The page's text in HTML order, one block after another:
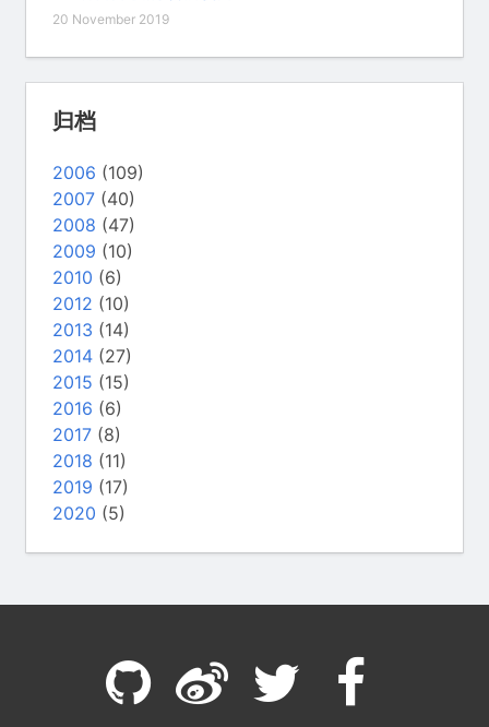
20 November 2019
归档
2006 (109)
2007 (40)
2008 (47)
2009 (10)
2010 (6)
2012 (10)
2013 (14)
2014 (27)
2015 (15)
2016 (6)
2017 (8)
2018 (11)
2019 (17)
2020 (5)